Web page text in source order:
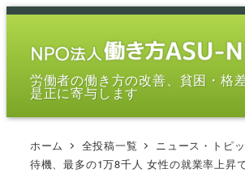
メ
労働者の働き方の改善、貧困・格
是正に寄与します
ホーム 全投稿一覧 ニュース・トピ
待機、最多の1万8千人 女性の就業率上昇